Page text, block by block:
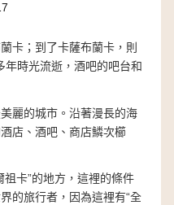
卡；到了卡薩布蘭卡，則
時光流逝，酒吧的吧台和
麗的城市。沿著漫長的海
店、酒吧、商店鱗次櫛
卡”的地方，這裡的條件
的旅行者，因為這裡有“全